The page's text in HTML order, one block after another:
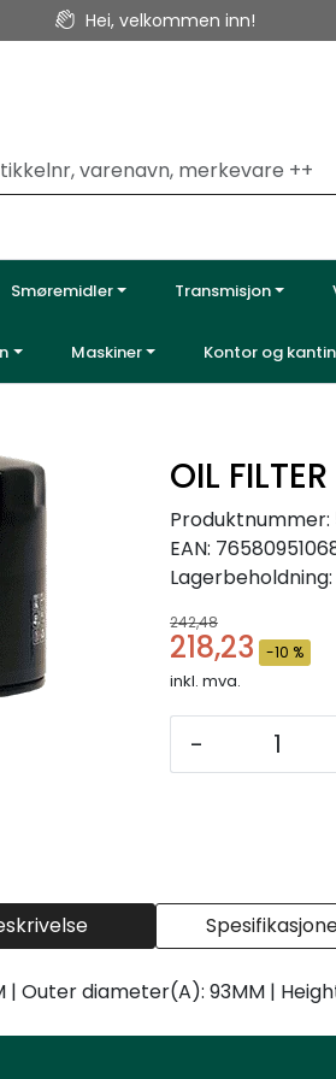
Hei, velkommen inn!
Smøremidler Transmisjon
Maskiner Kontor og
OIL FILTER
Produktnummer:
EAN:
Lagerbeholdning:
242,48
218,23 -10 %
inkl. mva.
-
Outer diameter(A): 93MM |